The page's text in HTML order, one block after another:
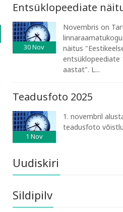
Entsüklopeediate
30Nov
Novembris on
näitus
entsüklopeediate
aastat". L...
Teadusfoto 2025
1 Nov
1. novembril
teadusfoto
Uudiskiri
Sildipilv